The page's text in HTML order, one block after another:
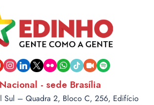
instagram
linkedin
x flickrwhatsapp
tiktokvideo-spotify
- sede Brasília
Sul – Quadra 2, Bloco C, 256, Edifício